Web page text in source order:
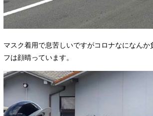
マスク着用で息苦しいですがコロナなになんか
フは顔晴っています。